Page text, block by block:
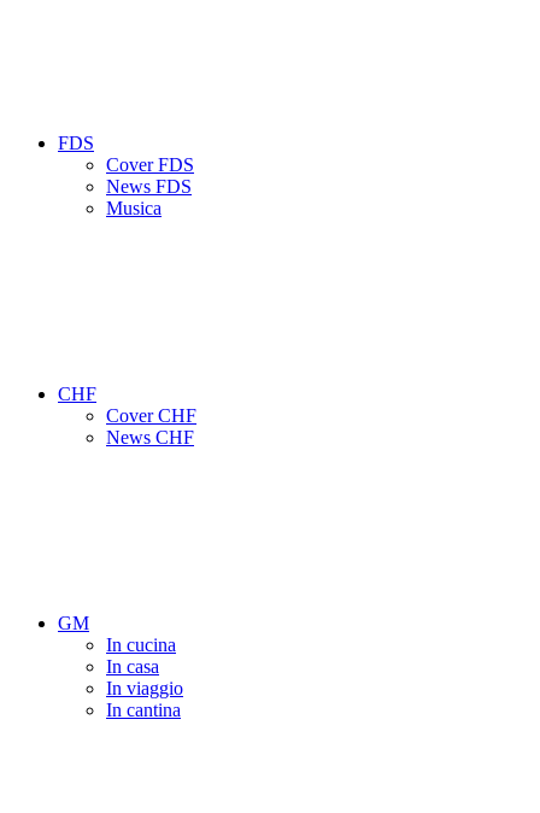
FDS
Cover FDS
News FDS
Musica
CHF
Cover CHF
News CHF
GM
In cucina
In casa
In viaggio
In cantina